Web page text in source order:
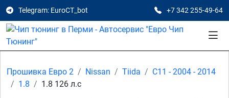
Telegram: EuroCT_bot +7 342 255-49-64
Прошивка Евро 2 Nissan Tiida
C11 - 2004 - 2014
1.8
1.8 126 л.с